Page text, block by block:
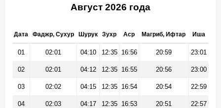
Август 2026 года
Дата Фаджр, Сухур Шурук Зухр Аср Магриб, Ифтар Иша
01 02:01 04:10 12:35 16:56 20:59 23:01
02 02:01 04:12 12:35 16:55 20:56 23:00
03 02:02 04:15 12:35 16:54 20:54 22:59
04 02:03 04:17 12:35 16:53 20:51 22:57